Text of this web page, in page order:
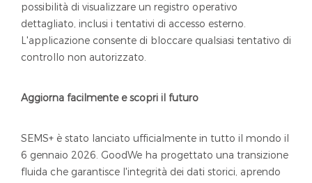
possibilità di visualizzare un registro operativo
dettagliato, inclusi i tentativi di accesso esterno.
L'applicazione consente di bloccare qualsiasi tentativo di
controllo non autorizzato.
Aggiorna facilmente e scopri il futuro
SEMS+ è stato lanciato ufficialmente in tutto il mondo il
6 gennaio 2026. GoodWe ha progettato una transizione
fluida che garantisce l'integrità dei dati storici, aprendo